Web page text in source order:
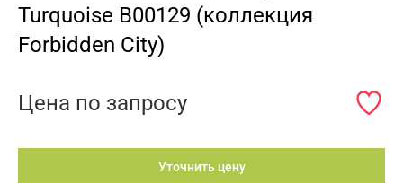
Turquoise B00129 (коллекция
Forbidden City)
Цена по запросу
Уточнить цену